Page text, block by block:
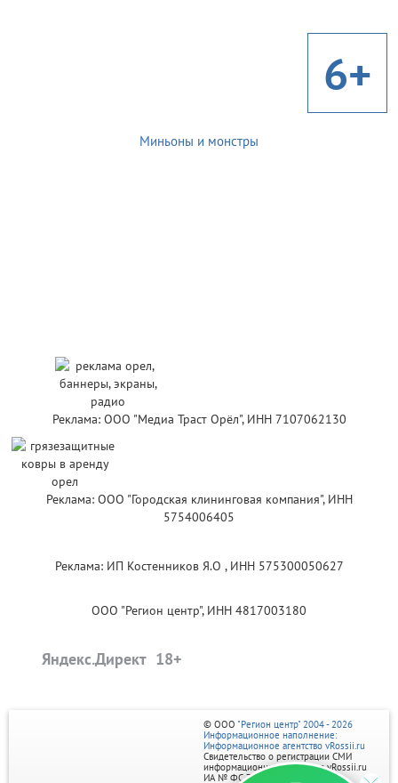
6+
Миньоны и монстры
Реклама: ООО "Медиа Траст Орёл", ИНН 7107062130
Реклама: ООО "Городская клининговая компания", ИНН
5754006405
Реклама: ИП Костенников Я.О , ИНН 575300050627
ООО "Регион центр", ИНН 4817003180
Яндекс.Директ
© ООО "Регион центр" 2004 - 2026
Информационное наполнение:
Информационное агентство vRossii.ru
Свидетельство о регистрации СМИ
информационного агентства vRossii.ru
ИА № ФС 77‑35502